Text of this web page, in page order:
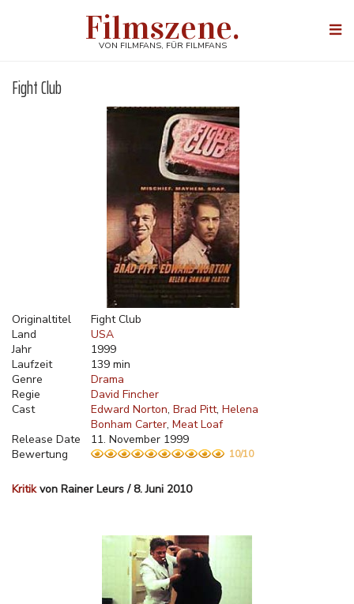
Filmszene.
VON FILMFANS, FÜR FILMFANS
Fight Club
Originaltitel
Fight Club
Land
USA
Jahr
1999
Laufzeit
139 min
Genre
Drama
Regie
David Fincher
Cast
Edward Norton Brad Pitt Helena
Bonham Carter Meat Loaf
Release Date
11. November 1999
Bewertung
10/10
Kritikvon Rainer Leurs / 8. Juni 2010